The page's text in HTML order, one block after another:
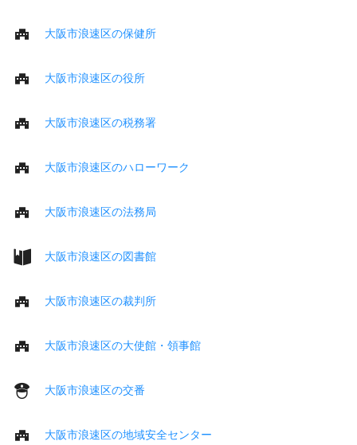
大阪市浪速区の保健所
大阪市浪速区の役所
大阪市浪速区の税務署
大阪市浪速区のハローワーク
大阪市浪速区の法務局
大阪市浪速区の図書館
大阪市浪速区の裁判所
大阪市浪速区の大使館・領事館
大阪市浪速区の交番
大阪市浪速区の地域安全センター